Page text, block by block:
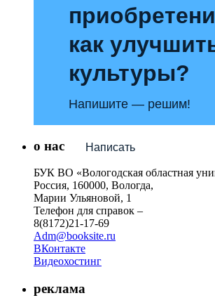
как
культуры?
Напишите — решим!
Написать
о нас
БУК ВО «Вологодская областная
Россия, 160000, Вологда,
Марии Ульяновой, 1
Телефон для справок –
8(8172)21-17-69
Adm@booksite.ru
ВКонтакте
Видеохостинг
реклама